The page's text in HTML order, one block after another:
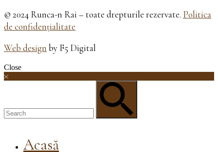
© 2024 Runca-n Rai – toate drepturile rezervate. Politica
de confidențialitate
Web design by F5 Digital
Close
Acasă